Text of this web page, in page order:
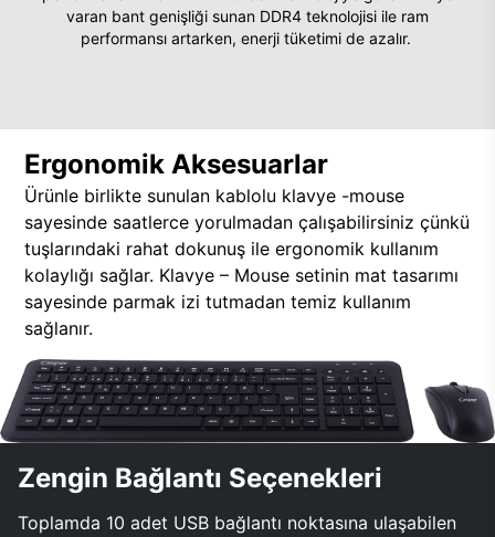
varan bant genişliği sunan DDR4 teknolojisi ile ram
performansı artarken, enerji tüketimi de azalır.
Ergonomik Aksesuarlar
Ürünle birlikte sunulan kablolu klavye -mouse
sayesinde saatlerce yorulmadan çalışabilirsiniz çünkü
tuşlarındaki rahat dokunuş ile ergonomik kullanım
kolaylığı sağlar. Klavye – Mouse setinin mat tasarımı
sayesinde parmak izi tutmadan temiz kullanım
sağlanır.
Zengin Bağlantı Seçenekleri
Toplamda 10 adet USB bağlantı noktasına ulaşabilen